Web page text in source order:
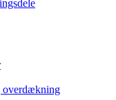
overdækning